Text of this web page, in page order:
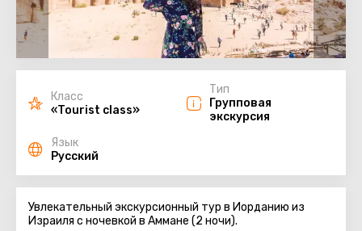
Класс
«Tourist class»
Тип
Групповая
экскурсия
Язык
Русский
Увлекательный экскурсионный тур в Иорданию из
Израиля с ночевкой в Аммане (2 ночи).